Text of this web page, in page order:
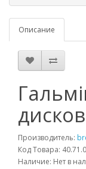
Описание
Производитель:
Код Товара:
Наличие: Нет в